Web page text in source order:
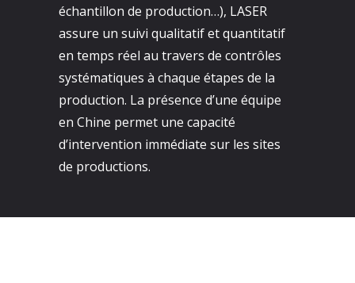
échantillon de production…), LASER
assure un suivi qualitatif et quantitatif
en temps réel au travers de contrôles
systématiques à chaque étapes de la
production. La présence d’une équipe
en Chine permet une capacité
d’intervention immédiate sur les sites
de productions.